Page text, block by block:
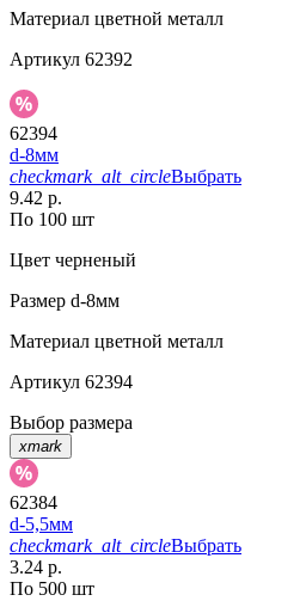
Материал цветной металл
Артикул 62392
62394
d-8мм
checkmark_alt_circleВыбрать
9.42 р.
По 100 шт
Цвет черненый
Размер d-8мм
Материал цветной металл
Артикул 62394
Выбор размера
xmark
62384
d-5,5мм
checkmark_alt_circleВыбрать
3.24 р.
По 500 шт